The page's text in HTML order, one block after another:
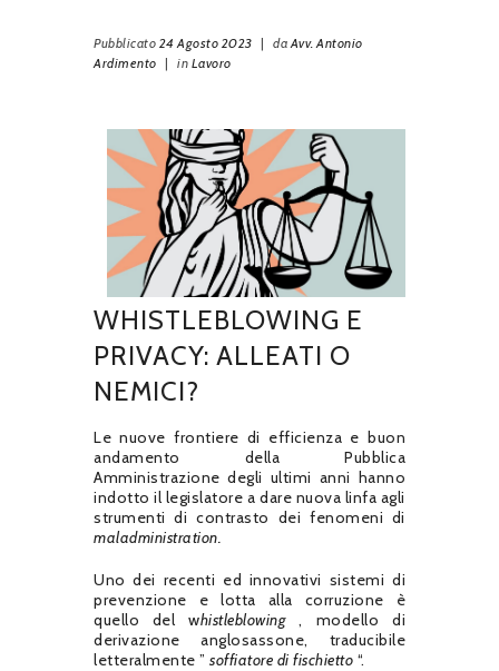
Pubblicato 24 Agosto 2023 | daAvv. Antonio
Ardimento | in Lavoro
WHISTLEBLOWING E
PRIVACY: ALLEATI O
NEMICI?
Le nuove frontiere di efficienza e buon
andamento della Pubblica
Amministrazione degli ultimi anni hanno
indotto il legislatore a dare nuova linfa agli
strumenti di contrasto dei fenomeni di
maladministration.
Uno dei recenti ed innovativi sistemi di
prevenzione e lotta alla corruzione è
quello del whistleblowing, modello di
derivazione anglosassone, traducibile
letteralmente ” soffiatore di fischietto “.